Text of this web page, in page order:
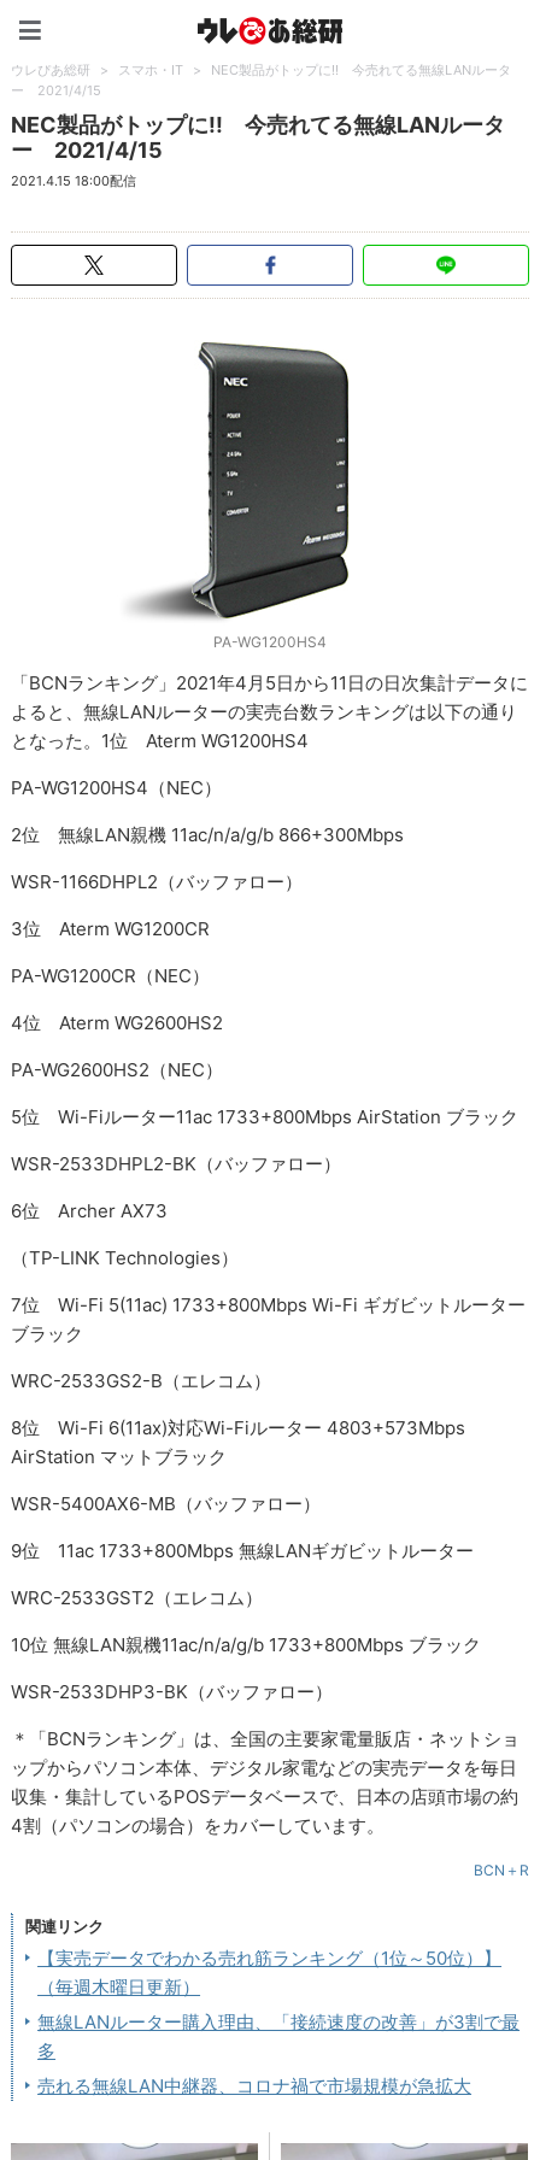
ウレぴあ総研 > スマホ・IT >
NEC製品がトップに!! 今売れてる無線LANルータ
ー 2021/4/15
NEC製品がトップに!! 今売れてる無線LANルータ
ー 2021/4/15
2021.4.15 18:00配信
PA-WG1200HS4
「BCNランキング」2021年4月5日から11日の日次集計データに
よると、無線LANルーターの実売台数ランキングは以下の通り
となった。1位 Aterm WG1200HS4
PA-WG1200HS4（NEC）
2位 無線LAN親機 11ac/n/a/g/b 866+300Mbps
WSR-1166DHPL2（バッファロー）
3位 Aterm WG1200CR
PA-WG1200CR（NEC）
4位 Aterm WG2600HS2
PA-WG2600HS2（NEC）
5位 Wi-Fiルーター11ac 1733+800Mbps AirStation ブラック
WSR-2533DHPL2-BK（バッファロー）
6位 Archer AX73
（TP-LINK Technologies）
7位 Wi-Fi 5(11ac) 1733+800Mbps Wi-Fi ギガビットルーター
ブラック
WRC-2533GS2-B（エレコム）
8位 Wi-Fi 6(11ax)対応Wi-Fiルーター 4803+573Mbps
AirStation マットブラック
WSR-5400AX6-MB（バッファロー）
9位 11ac 1733+800Mbps 無線LANギガビットルーター
WRC-2533GST2（エレコム）
10位 無線LAN親機11ac/n/a/g/b 1733+800Mbps ブラック
WSR-2533DHP3-BK（バッファロー）
＊「BCNランキング」は、全国の主要家電量販店・ネットショ
ップからパソコン本体、デジタル家電などの実売データを毎日
収集・集計しているPOSデータベースで、日本の店頭市場の約
4割（パソコンの場合）をカバーしています。
BCN＋R
関連リンク
【実売データでわかる売れ筋ランキング（1位～50位）】
（毎週木曜日更新）
無線LANルーター購入理由、「接続速度の改善」が3割で最
多
売れる無線LAN中継器、コロナ禍で市場規模が急拡大